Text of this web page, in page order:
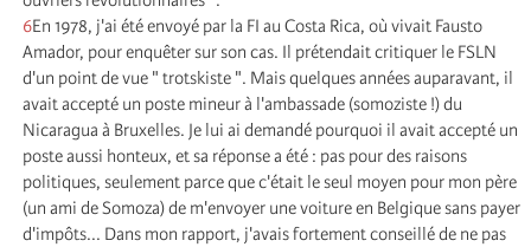
6En 1978, j'ai été envoyé par la FI au Costa Rica, où vivait Fausto
Amador, pour enquêter sur son cas. Il prétendait critiquer le FSLN
d'un point de vue " trotskiste ". Mais quelques années auparavant, il
avait accepté un poste mineur à l'ambassade (somoziste !) du
Nicaragua à Bruxelles. Je lui ai demandé pourquoi il avait accepté un
poste aussi honteux, et sa réponse a été : pas pour des raisons
politiques, seulement parce que c'était le seul moyen pour mon père
(un ami de Somoza) de m'envoyer une voiture en Belgique sans payer
d'impôts... Dans mon rapport, j'avais fortement conseillé de ne pas